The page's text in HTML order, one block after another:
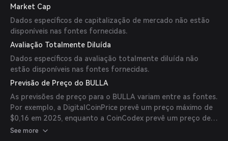
Market Cap
Dados específicos de capitalização de mercado não estão
disponíveis nas fontes fornecidas.
Avaliação Totalmente Diluída
Dados específicos da avaliação totalmente diluída não
estão disponíveis nas fontes fornecidas.
Previsão de Preço do BULLA
As previsões de preço para o BULLA variam entre as fontes.
Por exemplo, a DigitalCoinPrice prevê um preço máximo de
$0,16 em 2025, enquanto a CoinCodex prevê um preço de
$0,063361 até 8 de setembro de 2025. É importante notar
See more